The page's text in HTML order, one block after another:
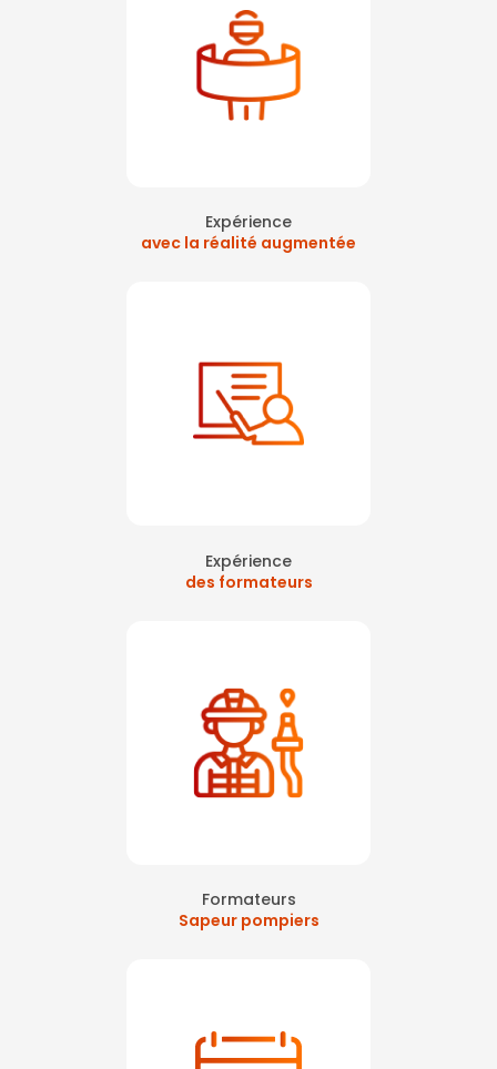
Expérience
avec la réalité augmentée
Expérience
des formateurs
Formateurs
Sapeur pompiers